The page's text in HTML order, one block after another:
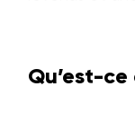
Qu’est-